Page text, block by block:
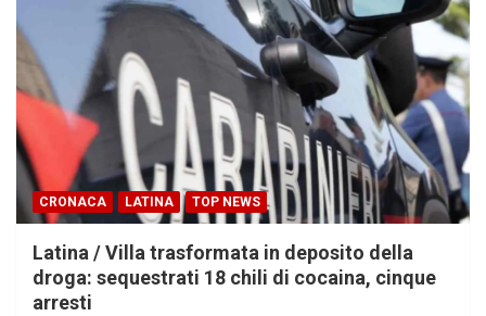
CRONACA LATINA TOP NEWS
Latina / Villa trasformata in deposito della
droga: sequestrati 18 chili di cocaina, cinque
arresti